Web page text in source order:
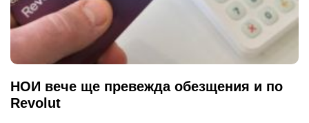
НОИ вече ще превежда обезщения и по
Revolut